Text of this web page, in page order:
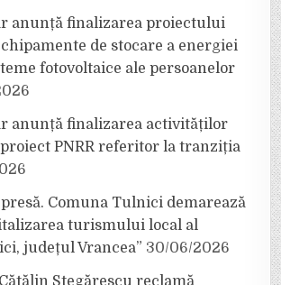
anunță finalizarea proiectului
de stocare a energiei
fotovoltaice ale persoanelor
anunță finalizarea activităților
PNRR referitor la tranziția
Comuna Tulnici demarează
turismului local al
județul Vrancea” 30/06/2026
Stegărescu reclamă